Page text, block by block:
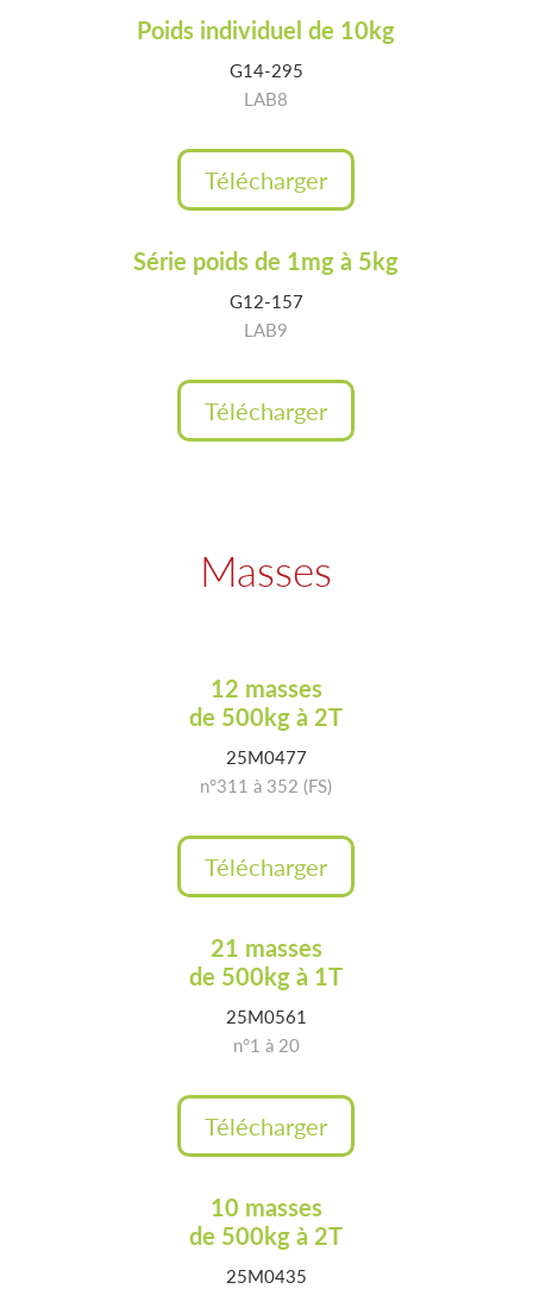
Poids individuel de 10kg
G14-295
LAB8
Télécharger
Série poids de 1mg à 5kg
G12-157
LAB9
Télécharger
Masses
12 masses
de 500kg à 2T
25M0477
n°311 à 352 (FS)
Télécharger
21 masses
de 500kg à 1T
25M0561
n°1 à 20
Télécharger
10 masses
de 500kg à 2T
25M0435